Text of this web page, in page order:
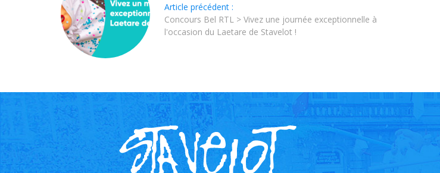
Article précédent :
Concours Bel RTL > Vivez une journée exceptionnelle à
l'occasion du Laetare de Stavelot !